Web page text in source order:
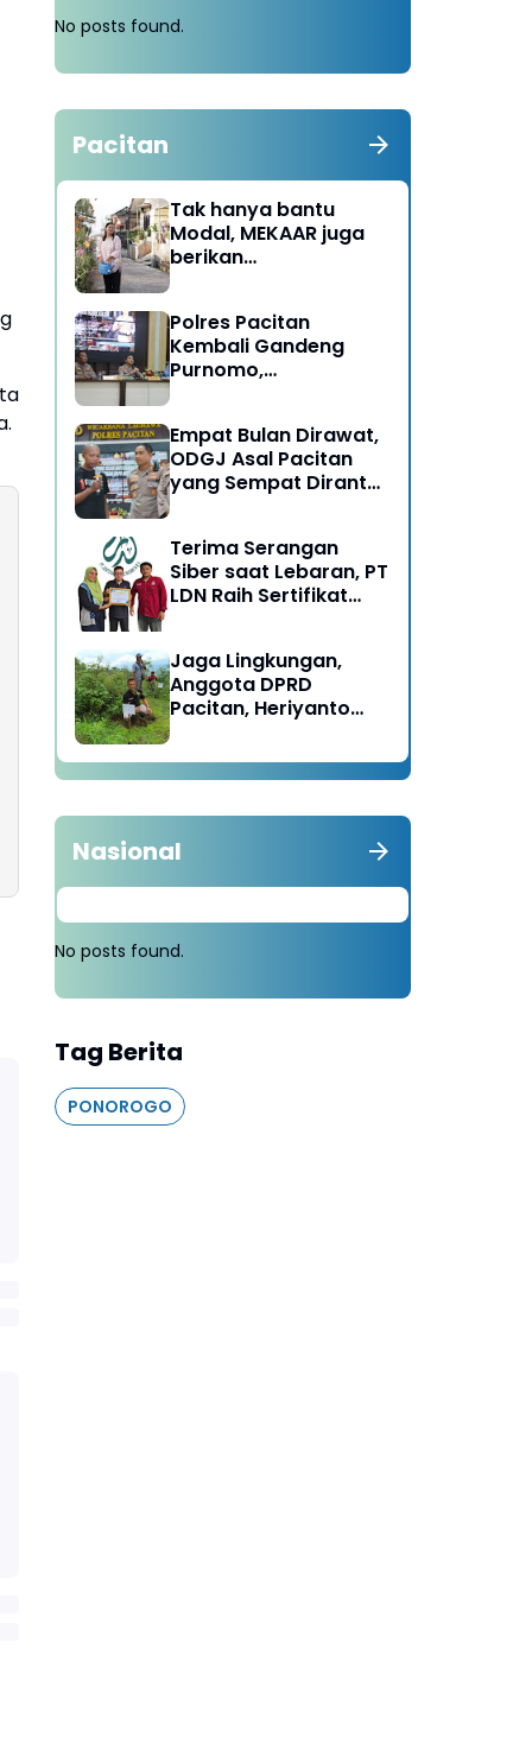
No posts found.
Pacitan
Tak hanya bantu
Modal, MEKAAR juga
berikan
Dapur Tetap Ngebul
Polres Pacitan
Kembali Gandeng
Purnomo,
Rehabilitasi
Empat Bulan Dirawat,
ODGJ Asal Pacitan
yang Sempat Dirantai
Terima Serangan
Siber saat Lebaran, PT
LDN Raih Sertifikat
Karesidenan Madiun
Raya
Jaga Lingkungan,
Anggota DPRD
Pacitan, Heriyanto
Tebang 100 Pohon
diganti Tanam 1000
Nasional
No posts found.
Tag Berita
PONOROGO